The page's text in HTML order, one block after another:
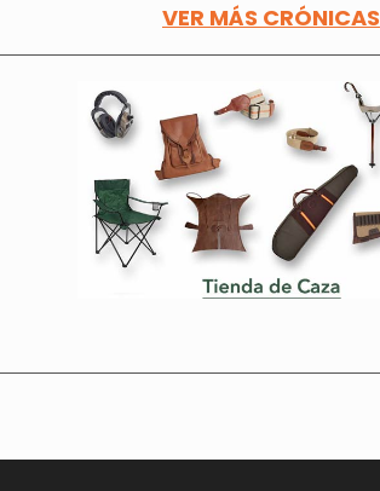
VER MÁS CRÓNICAS